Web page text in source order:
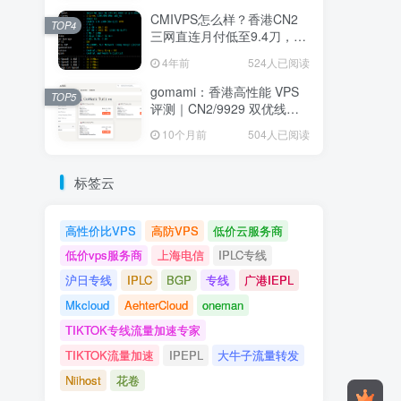
CMIVPS怎么样？香港CN2
三网直连月付低至9.4刀，堪
4年前 524人已阅读
TOP4
gomami：香港高性能 VPS
评测｜CN2/9929 双优线
节点全面解析
10个月前 504人已阅读
TOP5
标签云
高性价比VPS 高防VPS
低价云服务商
低价vps服务商
上海电信
IPLC专线
沪日专线
IPLC BGP 专线
广港IEPL
Mkcloud
AehterCloud
oneman
TIKTOK专线流量加速专家
TIKTOK流量加速
IPEPL
大牛子流量转发
Niihost
花卷